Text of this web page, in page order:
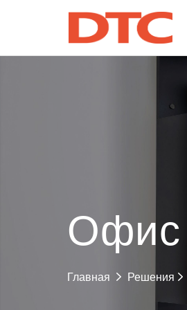
Офис
Главная Решения